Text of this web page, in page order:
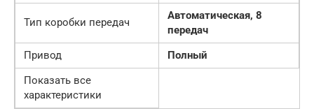
Тип коробки передач
Автоматическая, 8
передач
Привод
Полный
Показать все
характеристики